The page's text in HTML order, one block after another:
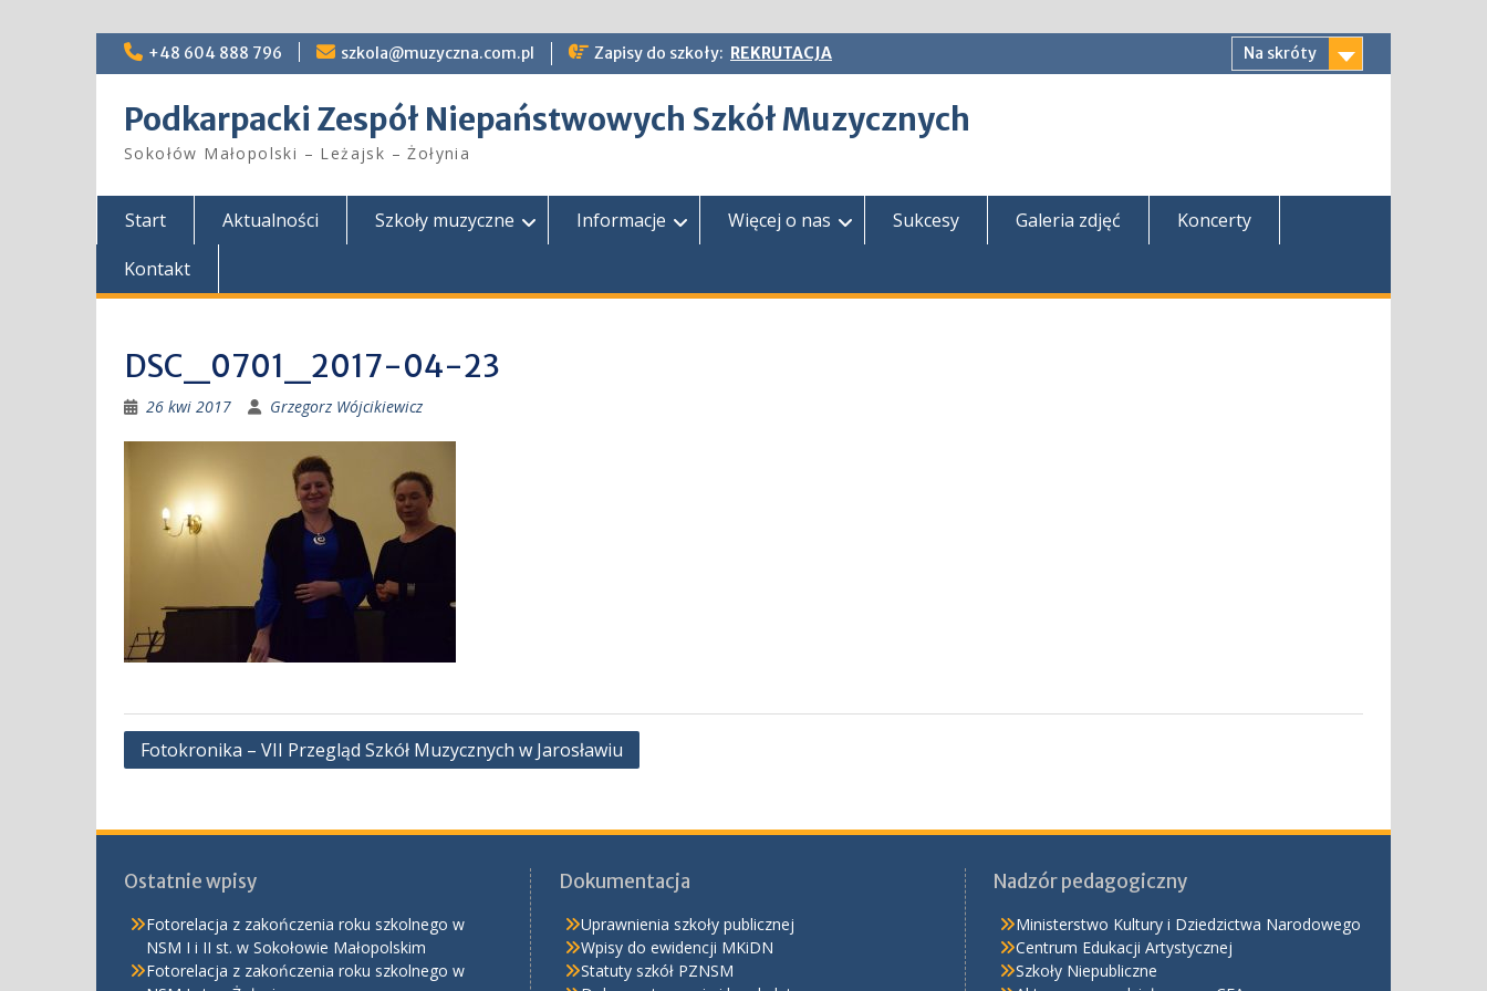
Skip
+48 604 888 796 szkola@muzyczna.com.pl Zapisy do szkoły: REKRUTACJA Na skróty
Podkarpacki Zespół Niepaństwowych Szkół Muzycznych
Sokołów Małopolski – Leżajsk – Żołynia
Start Aktualności Szkoły muzyczne Informacje Więcej o nas Sukcesy Galeria zdjęć
Koncerty
Kontakt
DSC_0701_2017-04-23
26 kwi 2017 Grzegorz Wójcikiewicz
Nawigacja
Fotokronika – VII Przegląd Szkół Muzycznych w Jarosławiu
Ostatnie wpisy
Fotorelacja z zakończenia roku szkolnego w
NSM I i II st. w Sokołowie Małopolskim
Fotorelacja z zakończenia roku szkolnego w
Dokumentacja
Uprawnienia szkoły publicznej
Wpisy do ewidencji MKiDN
Statuty szkół PZNSM
Nadzór pedagogiczny
Ministerstwo Kultury i Dziedzictwa Narodowego
Centrum Edukacji Artystycznej
Szkoły Niepubliczne